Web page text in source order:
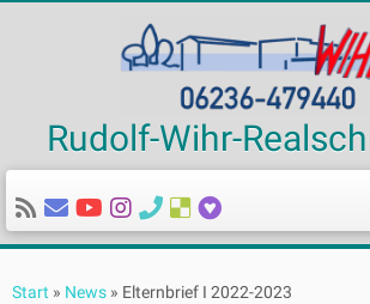
Inhalt
Rudolf-Wihr-
Start » News » Elternbrief I 2022-2023